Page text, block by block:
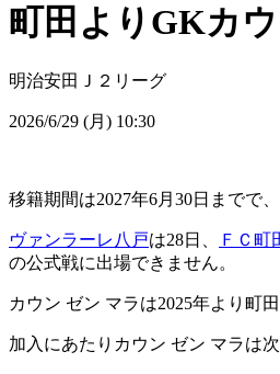
町田よりGKカ
明治安田Ｊ２リーグ
2026/6/29 (月) 10:30
移籍期間は2027年6月30日までで
ヴァンラーレ八戸は28日、 ＦＣ町
の公式戦に出場できません。
カウン ゼン マラは2025年より町
加入にあたりカウン ゼン マラは